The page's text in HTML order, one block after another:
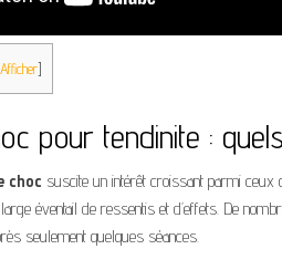
Afficher]
pour tendinite :
choc suscite un intérêt croissant parmi ceux
éventail de ressentis et d’effets. De
seulement quelques séances.